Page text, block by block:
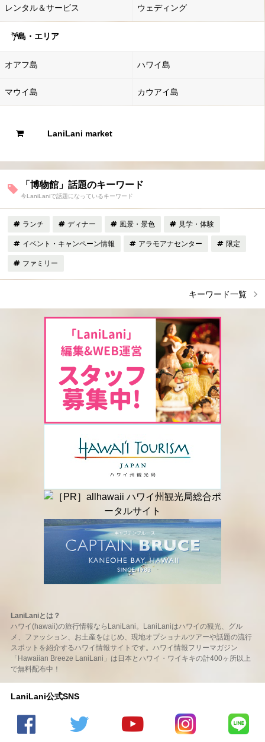
レンタル＆サービス ウェディング
島・エリア
オアフ島 ハワイ島
マウイ島 カウアイ島
LaniLani market
「博物館」話題のキーワード
今LaniLaniで話題になっているキーワード
ランチ ディナー 風景・景色 見学・体験
イベント・キャンペーン情報 アラモアナセンター 限定
ファミリー
キーワード一覧
LaniLaniとは？
ハワイ(hawaii)の旅行情報ならLaniLani。LaniLaniはハワイの観光、グル
メ、ファッション、お土産をはじめ、現地オプショナルツアーや話題の流行
スポットを紹介するハワイ情報サイトです。ハワイ情報フリーマガジン
「Hawaiian Breeze LaniLani」は日本とハワイ・ワイキキの計400ヶ所以上
で無料配布中！
LaniLani公式SNS